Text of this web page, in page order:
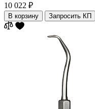
10 022 ₽
В корзину Запросить КП